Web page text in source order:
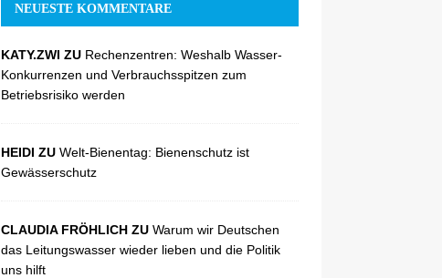
NEUESTE KOMMENTARE
KATY.ZWI ZU Rechenzentren: Weshalb Wasser-
Konkurrenzen und Verbrauchsspitzen zum
Betriebsrisiko werden
HEIDI ZU Welt-Bienentag: Bienenschutz ist
Gewässerschutz
CLAUDIA FRÖHLICH ZU Warum wir Deutschen
das Leitungswasser wieder lieben und die Politik
uns hilft